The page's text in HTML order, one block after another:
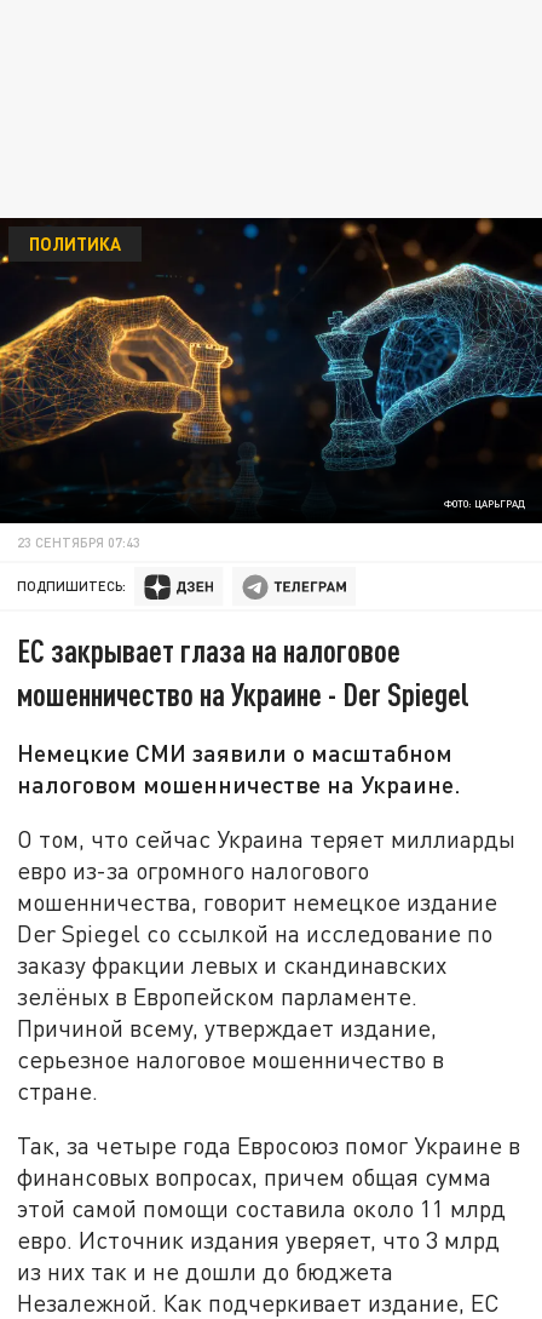
ФОТО: ЦАРЬГРАД
ПОЛИТИКА
23 СЕНТЯБРЯ 07:43
ПОДПИШИТЕСЬ:
ЕС закрывает глаза на налоговое
мошенничество на Украине - Der Spiegel
Немецкие СМИ заявили о масштабном
налоговом мошенничестве на Украине.
О том, что сейчас Украина теряет миллиарды
евро из-за огромного налогового
мошенничества, говорит немецкое издание
Der Spiegel со ссылкой на исследование по
заказу фракции левых и скандинавских
зелёных в Европейском парламенте.
Причиной всему, утверждает издание,
серьезное налоговое мошенничество в
стране.
Так, за четыре года Евросоюз помог Украине в
финансовых вопросах, причем общая сумма
этой самой помощи составила около 11 млрд
евро. Источник издания уверяет, что 3 млрд
из них так и не дошли до бюджета
Незалежной. Как подчеркивает издание, ЕС